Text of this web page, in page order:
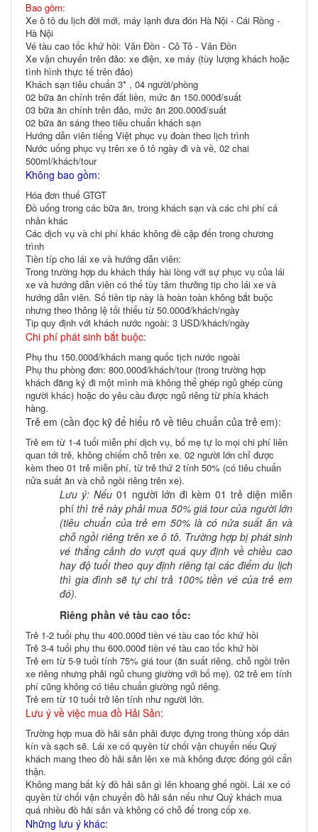
Bao gồm:
Xe ô tô du lịch đời mới, máy lạnh đưa đón Hà Nội - Cái Rồng -
Hà Nội
Vé tàu cao tốc khứ hồi: Vân Đồn - Cô Tô - Vân Đồn
Xe vận chuyển trên đảo: xe điện, xe máy (tùy lượng khách hoặc
tình hình thực tế trên đảo)
Khách sạn tiêu chuẩn 3* , 04 người/phòng
02 bữa ăn chính trên đất liền, mức ăn 150.000đ/suất
03 bữa ăn chính trên đảo, mức ăn 200.000đ/suất
02 bữa ăn sáng theo tiêu chuẩn khách sạn
Hướng dẫn viên tiếng Việt phục vụ đoàn theo lịch trình
Nước uống phục vụ trên xe ô tô ngày đi và về, 02 chai
500ml/khách/tour
Không bao gồm:
Hóa đơn thuế GTGT
Đồ uống trong các bữa ăn, trong khách sạn và các chi phí cá
nhân khác
Các dịch vụ và chi phí khác không đề cập đến trong chương
trình
Tiền típ cho lái xe và hướng dẫn viên:
Trong trường hợp du khách thấy hài lòng với sự phục vụ của lái
xe và hướng dẫn viên có thể tùy tâm thưởng tip cho lái xe và
hướng dẫn viên. Số tiền tip này là hoàn toàn không bắt buộc
nhưng theo thông lệ tối thiểu từ 50.000đ/khách/ngày
Tip quy định với khách nước ngoài: 3 USD/khách/ngày
Chi phí phát sinh bắt buộc:
Phụ thu 150.000đ/khách mang quốc tịch nước ngoài
Phụ thu phòng đơn: 800.000đ/khách/tour (trong trường hợp
khách đăng ký đi một mình mà không thể ghép ngủ ghép cùng
người khác) hoặc do yêu cầu được ngủ riêng từ phía khách
hàng.
Trẻ em (cần đọc kỹ để hiểu rõ về tiêu chuẩn của trẻ em):
Trẻ em từ 1-4 tuổi miễn phí dịch vụ, bố mẹ tự lo mọi chi phí liên
quan tới trẻ, không chiếm chỗ trên xe. 02 người lớn chỉ được
kèm theo 01 trẻ miễn phí, từ trẻ thứ 2 tính 50% (có tiêu chuẩn
nửa suất ăn và chỗ ngồi riêng trên xe).
Lưu ý: Nếu 01 người lớn đi kèm 01 trẻ diện miễn
phí thì trẻ này phải mua 50% giá tour của người lớn
(tiêu chuẩn của trẻ em 50% là có nửa suất ăn và
chỗ ngồi riêng trên xe ô tô. Trường hợp bị phát sinh
vé thắng cảnh do vượt quá quy định về chiều cao
hay độ tuổi theo quy định riêng tại các điểm du lịch
thì gia đình sẽ tự chi trả 100% tiền vé của trẻ em
đó).
Riêng phần vé tàu cao tốc:
Trẻ 1-2 tuổi phụ thu 400.000đ tiền vé tàu cao tốc khứ hồi
Trẻ 3-4 tuổi phụ thu 600.000đ tiền vé tàu cao tốc khứ hồi
Trẻ em từ 5-9 tuổi tính 75% giá tour (ăn suất riêng, chỗ ngồi trên
xe riêng nhưng phải ngủ chung giường với bố mẹ). 02 trẻ em tính
phí cũng không có tiêu chuẩn giường ngủ riêng.
Trẻ em từ 10 tuổi trở lên tính như người lớn.
Lưu ý về việc mua đồ Hải Sản:
Trường hợp mua đồ hải sản phải được đựng trong thùng xốp dán
kín và sạch sẽ. Lái xe có quyền từ chối vận chuyển nếu Quý
khách mang theo đồ hải sản lên xe mà không được đóng gói cẩn
thận.
Không mang bất kỳ đồ hải sản gì lên khoang ghế ngồi. Lái xe có
quyền từ chối vận chuyển đồ hải sản nếu như Quý khách mua
quá nhiều đồ hải sản và không có chỗ để trong cốp xe.
Những lưu ý khác: